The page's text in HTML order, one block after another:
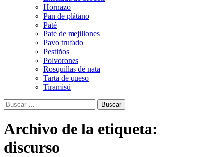
Hornazo
Pan de plátano
Paté
Paté de mejillones
Pavo trufado
Pestiños
Polvorones
Rosquillas de nata
Tarta de queso
Tiramisú
Buscar:
Archivo de la etiqueta:
discurso